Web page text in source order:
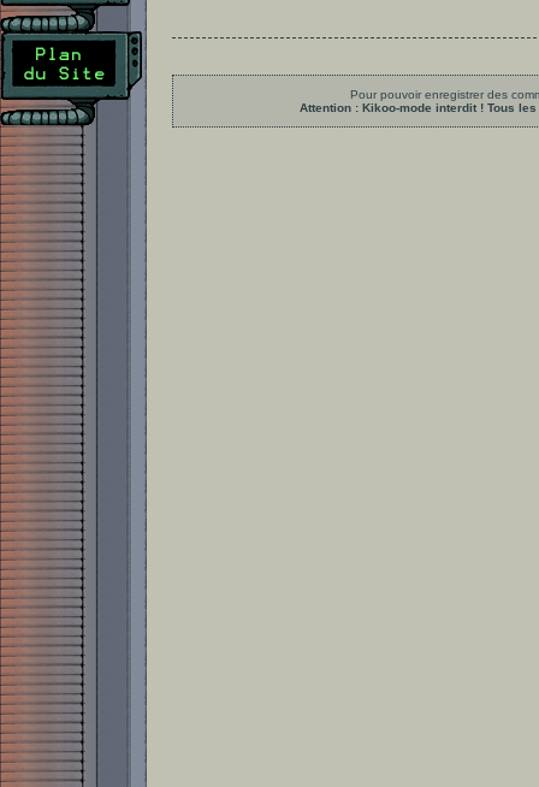
Pour pouvoir enregistrer des
Attention : Kikoo-mode interdit ! Tous